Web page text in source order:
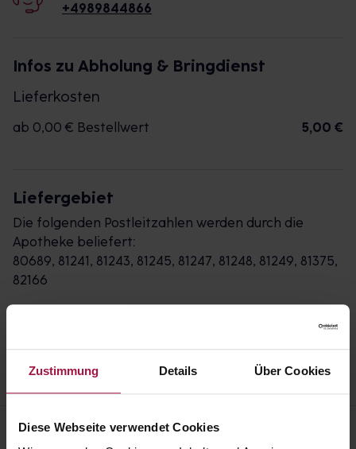
Zustimmung Details Über Cookies
Diese Webseite verwendet Cookies
+4989844866
Infos zu Abholung & Bringdienst
Lieferkosten
ab 0,00 € Bestellwert 5,00 €
Liefergebiet
Die folgenden Postleitzahlen werden durch die
Apotheke beliefert:
80689, 81241, 81243, 81245, 81247, 81248, 81249, 81375,
82166